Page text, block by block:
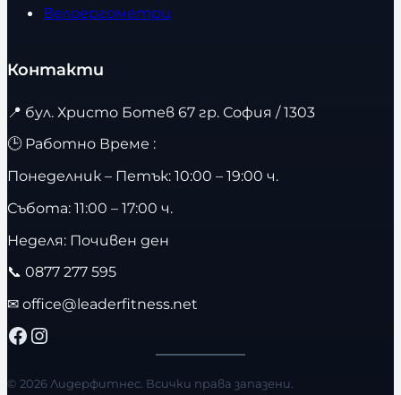
Велоергометри
Контакти
📍 бул. Христо Ботев 67 гр. София / 1303
🕒 Работно Време :
Понеделник – Петък: 10:00 – 19:00 ч.
Събота: 11:00 – 17:00 ч.
Неделя: Почивен ден
📞 0877 277 595
✉ office@leaderfitness.net
Facebook Instagram
© 2026 Лидерфитнес. Всички права запазени.